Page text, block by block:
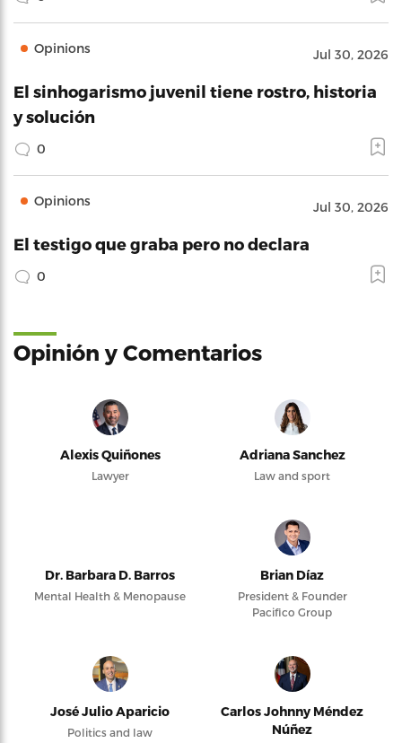
Opinions Jul 30, 2026
El sinhogarismo juvenil tiene rostro, historia
y solución
0
Opinions Jul 30, 2026
El testigo que graba pero no declara
0
Opinión y Comentarios
Alexis Quiñones
Lawyer
Adriana Sanchez
Law and sport
Dr. Barbara D. Barros
Mental Health & Menopause
Brian Díaz
President & Founder
Pacifico Group
José Julio Aparicio
Politics and law
Carlos Johnny Méndez
Núñez